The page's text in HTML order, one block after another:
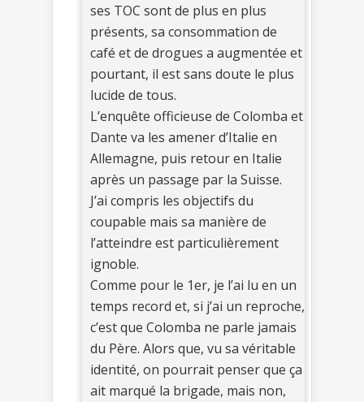
ses TOC sont de plus en plus
présents, sa consommation de
café et de drogues a augmentée et
pourtant, il est sans doute le plus
lucide de tous.
L’enquête officieuse de Colomba et
Dante va les amener d’Italie en
Allemagne, puis retour en Italie
après un passage par la Suisse.
J’ai compris les objectifs du
coupable mais sa manière de
l’atteindre est particulièrement
ignoble.
Comme pour le 1er, je l’ai lu en un
temps record et, si j’ai un reproche,
c’est que Colomba ne parle jamais
du Père. Alors que, vu sa véritable
identité, on pourrait penser que ça
ait marqué la brigade, mais non,